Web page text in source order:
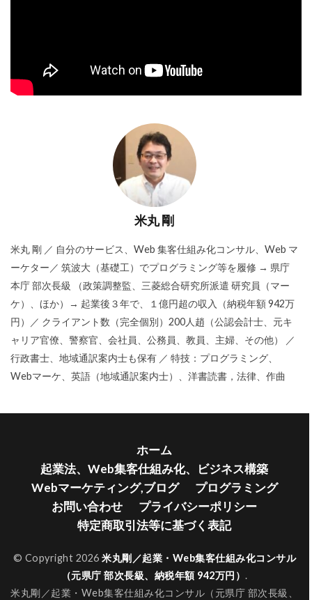
米丸 剛
米丸 剛 ／ 自分のサービス、Web 集客仕組み化コンサル、Web マ
ーケター／ 筑波大（基礎工）でプログラミング等を履修 → 県庁
本庁 部次長級 （政策調整監、三菱総合研究所派遣 研究員（マー
ケ）、ほか）→ 起業後３年で、１億円超の収入（納税年額 942万
円）／ クライアント数（完全個別）200人趙（公認会計士、元キ
ャリア官僚、警察官、会社員、公務員、教員、主婦、その他） ／
行政書士、地域通訳案内士も保有 ／ 特技：プログラミング、
Webマーケ、英語（地域通訳案内士）、洋書読書，法律、作曲
ホーム
起業法、Web集客仕組み化、ビジネス構築
Webマーケティング,ブログ
プログラミング
お問い合わせ
プライバシーポリシー
特定商取引法等に基づく表記
© Copyright 2026 米丸剛／起業・Web集客仕組み化コンサル
（元県庁 部次長級、納税年額 942万円）.
米丸剛／起業・Web集客仕組み化コンサル（元県庁 部次長級、